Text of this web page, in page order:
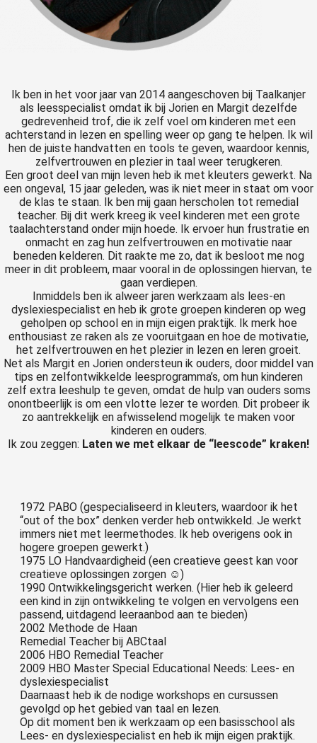
Ik ben in het voor jaar van 2014 aangeschoven bij Taalkanjer
als leesspecialist omdat ik bij Jorien en Margit dezelfde
gedrevenheid trof, die ik zelf voel om kinderen met een
achterstand in lezen en spelling weer op gang te helpen. Ik wil
hen de juiste handvatten en tools te geven, waardoor kennis,
zelfvertrouwen en plezier in taal weer terugkeren.
Een groot deel van mijn leven heb ik met kleuters gewerkt. Na
een ongeval, 15 jaar geleden, was ik niet meer in staat om voor
de klas te staan. Ik ben mij gaan herscholen tot remedial
teacher. Bij dit werk kreeg ik veel kinderen met een grote
taalachterstand onder mijn hoede. Ik ervoer hun frustratie en
onmacht en zag hun zelfvertrouwen en motivatie naar
beneden kelderen. Dit raakte me zo, dat ik besloot me nog
meer in dit probleem, maar vooral in de oplossingen hiervan, te
gaan verdiepen.
Inmiddels ben ik alweer jaren werkzaam als lees-en
dyslexiespecialist en heb ik grote groepen kinderen op weg
geholpen op school en in mijn eigen praktijk. Ik merk hoe
enthousiast ze raken als ze vooruitgaan en hoe de motivatie,
het zelfvertrouwen en het plezier in lezen en leren groeit.
Net als Margit en Jorien ondersteun ik ouders, door middel van
tips en zelfontwikkelde leesprogramma’s, om hun kinderen
zelf extra leeshulp te geven, omdat de hulp van ouders soms
onontbeerlijk is om een vlotte lezer te worden. Dit probeer ik
zo aantrekkelijk en afwisselend mogelijk te maken voor
kinderen en ouders.
Ik zou zeggen: Laten we met elkaar de “leescode” kraken!
1972 PABO (gespecialiseerd in kleuters, waardoor ik het
“out of the box” denken verder heb ontwikkeld. Je werkt
immers niet met leermethodes. Ik heb overigens ook in
hogere groepen gewerkt.)
1975 LO Handvaardigheid (een creatieve geest kan voor
creatieve oplossingen zorgen ☺)
1990 Ontwikkelingsgericht werken. (Hier heb ik geleerd
een kind in zijn ontwikkeling te volgen en vervolgens een
passend, uitdagend leeraanbod aan te bieden)
2002 Methode de Haan
Remedial Teacher bij ABCtaal
2006 HBO Remedial Teacher
2009 HBO Master Special Educational Needs: Lees- en
dyslexiespecialist
Daarnaast heb ik de nodige workshops en cursussen
gevolgd op het gebied van taal en lezen.
Op dit moment ben ik werkzaam op een basisschool als
Lees- en dyslexiespecialist en heb ik mijn eigen praktijk.
kan de
worden
om
over
van
op
gebruikt
te
de
Hierdoor
website-
van